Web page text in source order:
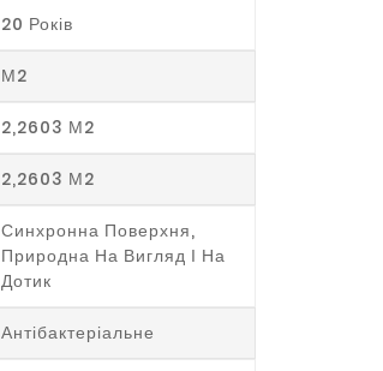
20 Років
М2
2,2603 М2
2,2603 М2
Синхронна Поверхня,
Природна На Вигляд І На
Дотик
Антібактеріальне